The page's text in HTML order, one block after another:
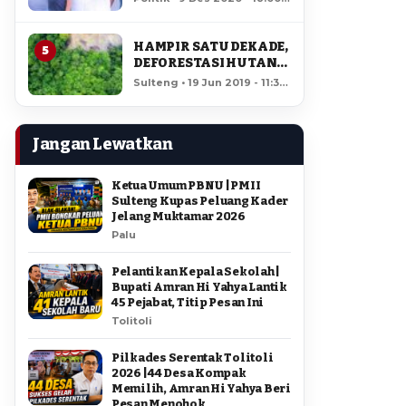
5
HAMPIR SATU DEKADE,
DEFORESTASI HUTAN
LORE LINDU MENCAPAI
Sulteng • 19 Jun 2019 - 11:34
Jangan Lewatkan
Ketua Umum PBNU | PMII
Sulteng Kupas Peluang Kader
Jelang Muktamar 2026
Palu
Pelantikan Kepala Sekolah |
Bupati Amran Hi Yahya Lantik
45 Pejabat, Titip Pesan Ini
Tolitoli
Pilkades Serentak Tolitoli
2026 | 44 Desa Kompak
Memilih, Amran Hi Yahya Beri